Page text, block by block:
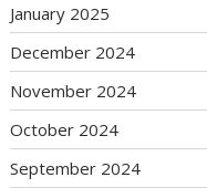
January 2025
December 2024
November 2024
October 2024
September 2024